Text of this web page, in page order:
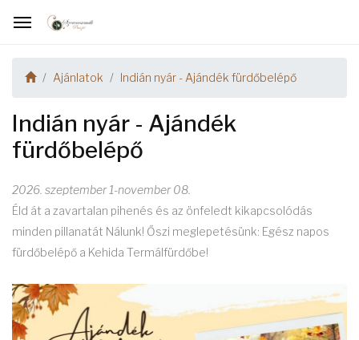
Ajánlatok Indián nyár - Ajándék fürdőbelépő
Indián nyár - Ajándék
fürdőbelépő
2026. szeptember 1-november 08.
Éld át a zavartalan pihenés és az önfeledt kikapcsolódás
minden pillanatát Nálunk! Őszi meglepetésünk: Egész napos
fürdőbelépő a Kehida Termálfürdőbe!